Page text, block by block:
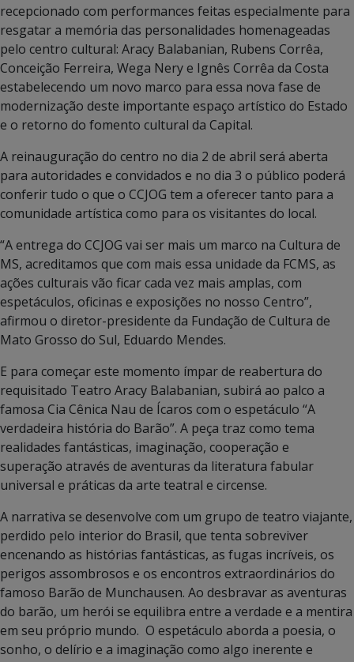
recepcionado com performances feitas especialmente para
resgatar a memória das personalidades homenageadas
pelo centro cultural: Aracy Balabanian, Rubens Corrêa,
Conceição Ferreira, Wega Nery e Ignês Corrêa da Costa
estabelecendo um novo marco para essa nova fase de
modernização deste importante espaço artístico do Estado
e o retorno do fomento cultural da Capital.
A reinauguração do centro no dia 2 de abril será aberta
para autoridades e convidados e no dia 3 o público poderá
conferir tudo o que o CCJOG tem a oferecer tanto para a
comunidade artística como para os visitantes do local.
“A entrega do CCJOG vai ser mais um marco na Cultura de
MS, acreditamos que com mais essa unidade da FCMS, as
ações culturais vão ficar cada vez mais amplas, com
espetáculos, oficinas e exposições no nosso Centro”,
afirmou o diretor-presidente da Fundação de Cultura de
Mato Grosso do Sul, Eduardo Mendes.
E para começar este momento ímpar de reabertura do
requisitado Teatro Aracy Balabanian, subirá ao palco a
famosa Cia Cênica Nau de Ícaros com o espetáculo “A
verdadeira história do Barão”. A peça traz como tema
realidades fantásticas, imaginação, cooperação e
superação através de aventuras da literatura fabular
universal e práticas da arte teatral e circense.
A narrativa se desenvolve com um grupo de teatro viajante,
perdido pelo interior do Brasil, que tenta sobreviver
encenando as histórias fantásticas, as fugas incríveis, os
perigos assombrosos e os encontros extraordinários do
famoso Barão de Munchausen. Ao desbravar as aventuras
do barão, um herói se equilibra entre a verdade e a mentira
em seu próprio mundo. O espetáculo aborda a poesia, o
sonho, o delírio e a imaginação como algo inerente e